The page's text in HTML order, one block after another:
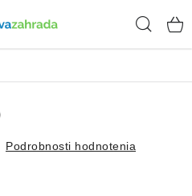
Podrobnosti hodnotenia